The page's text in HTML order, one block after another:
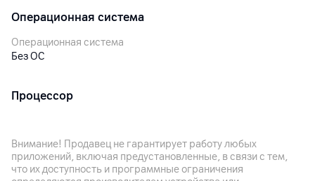
Операционная система
Операционная система
Без ОС
Процессор
Модель процессора
Intel Core i7-13700H
Внимание! Продавец не гарантирует работу любых
приложений, включая предустановленные, в связи с тем,
что их доступность и программные ограничения